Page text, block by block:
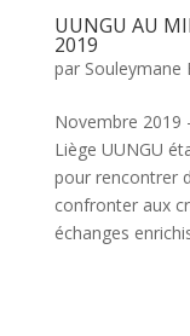
UUNGU AU
2019
par Souleymane
Novembre 2019
Liège UUNGU
pour rencontrer
confronter aux
échanges